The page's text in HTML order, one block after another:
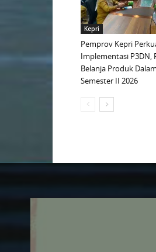
Kepri
Pemprov Kepri
Implementasi P3DN,
Belanja Produk
Semester II 2026